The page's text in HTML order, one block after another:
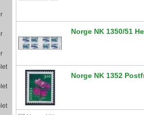
Norge NK 1350/51
Norge NK 1352